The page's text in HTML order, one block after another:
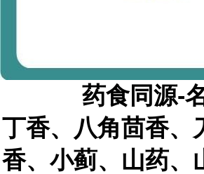
药食同源-
丁香、八角茴香、
香、小蓟、山药、